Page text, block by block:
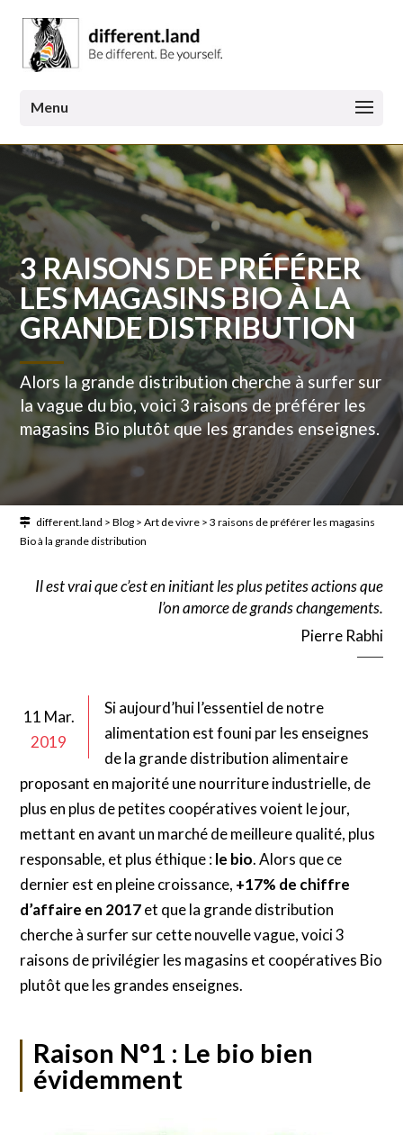
3 RAISONS DE PRÉFÉRER
LES MAGASINS BIO À LA
GRANDE DISTRIBUTION
Alors la grande distribution cherche à surfer sur
la vague du bio, voici 3 raisons de préférer les
magasins Bio plutôt que les grandes enseignes.
different.land >Blog >Art de vivre >3 raisons de préférer les magasins
Bio à la grande distribution
Il est vrai que c’est en initiant les plus petites actions que
l’on amorce de grands changements.
Pierre Rabhi
11 Mar.
2019
Si aujourd’hui l’essentiel de notre
alimentation est founi par les enseignes
de la grande distribution alimentaire
proposant en majorité une nourriture industrielle, de
plus en plus de petites coopératives voient le jour,
mettant en avant un marché de meilleure qualité, plus
responsable, et plus éthique :le bio. Alors que ce
dernier est en pleine croissance, +17% de chiffre
d’affaire en 2017et que la grande distribution
cherche à surfer sur cette nouvelle vague, voici 3
raisons de privilégier les magasins et coopératives Bio
plutôt que les grandes enseignes.
Raison N°1 : Le bio bien
évidemment